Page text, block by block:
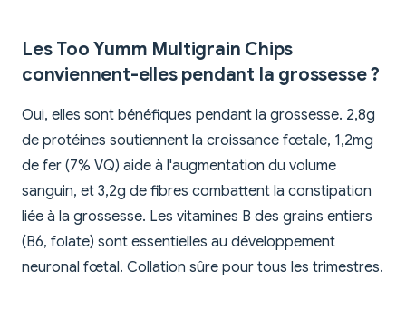
Les Too Yumm Multigrain Chips
conviennent-elles pendant la grossesse ?
Oui, elles sont bénéfiques pendant la grossesse. 2,8g
de protéines soutiennent la croissance fœtale, 1,2mg
de fer (7% VQ) aide à l'augmentation du volume
sanguin, et 3,2g de fibres combattent la constipation
liée à la grossesse. Les vitamines B des grains entiers
(B6, folate) sont essentielles au développement
neuronal fœtal. Collation sûre pour tous les trimestres.